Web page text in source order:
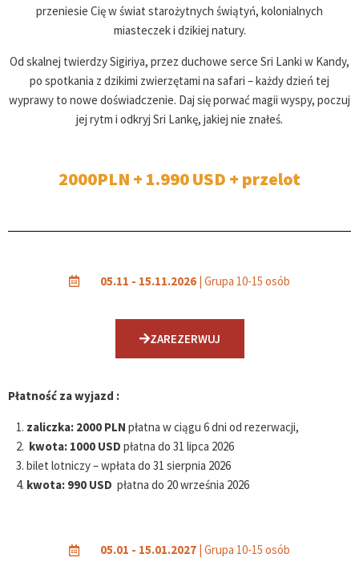
przeniesie Cię w świat starożytnych świątyń, kolonialnych
miasteczek i dzikiej natury.
Od skalnej twierdzy Sigiriya, przez duchowe serce Sri Lanki w Kandy,
po spotkania z dzikimi zwierzętami na safari – każdy dzień tej
wyprawy to nowe doświadczenie. Daj się porwać magii wyspy, poczuj
jej rytm i odkryj Sri Lankę, jakiej nie znałeś.
2000PLN + 1.990 USD + przelot
05.11 - 15.11.2026 | Grupa 10-15 osób
ZAREZERWUJ
Płatność za wyjazd :
zaliczka: 2000 PLN płatna w ciągu 6 dni od rezerwacji,
kwota: 1000 USD płatna do 31 lipca 2026
bilet lotniczy – wpłata do 31 sierpnia 2026
kwota: 990 USD płatna do 20 września 2026
05.01 - 15.01.2027 | Grupa 10-15 osób